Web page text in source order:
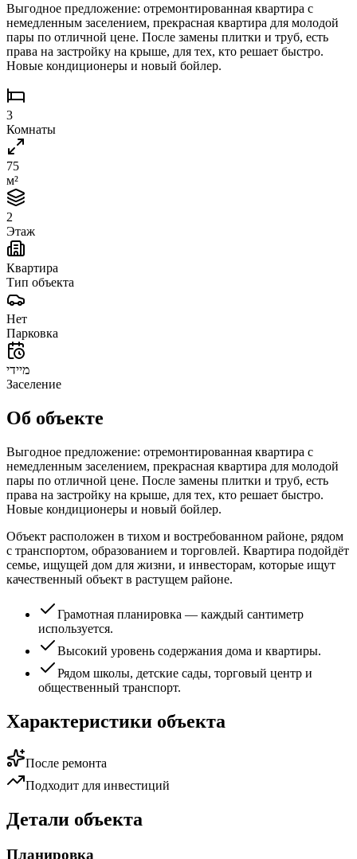
Выгодное предложение: отремонтированная квартира с
немедленным заселением, прекрасная квартира для молодой
пары по отличной цене. После замены плитки и труб, есть
права на застройку на крыше, для тех, кто решает быстро.
Новые кондиционеры и новый бойлер.
3
Комнаты
75
м²
2
Этаж
Квартира
Тип объекта
Нет
Парковка
מיידי
Заселение
Об объекте
Выгодное предложение: отремонтированная квартира с
немедленным заселением, прекрасная квартира для молодой
пары по отличной цене. После замены плитки и труб, есть
права на застройку на крыше, для тех, кто решает быстро.
Новые кондиционеры и новый бойлер.
Объект расположен в тихом и востребованном районе, рядом
с транспортом, образованием и торговлей. Квартира подойдёт
семье, ищущей дом для жизни, и инвесторам, которые ищут
качественный объект в растущем районе.
Грамотная планировка — каждый сантиметр
используется.
Высокий уровень содержания дома и квартиры.
Рядом школы, детские сады, торговый центр и
общественный транспорт.
Характеристики объекта
После ремонта
Подходит для инвестиций
Детали объекта
Планировка